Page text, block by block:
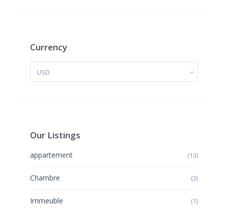
Currency
USD
Our Listings
appartement (13)
Chambre (3)
Immeuble (1)